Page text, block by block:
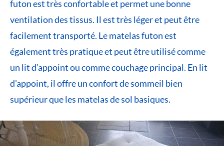
futon est très confortable et permet une bonne
ventilation des tissus. Il est très léger et peut être
facilement transporté. Le matelas futon est
également très pratique et peut être utilisé comme
un lit d’appoint ou comme couchage principal. En lit
d’appoint, il offre un confort de sommeil bien
supérieur que les matelas de sol basiques.